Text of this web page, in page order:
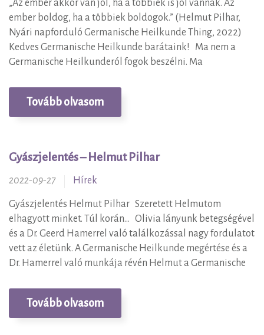
„Az ember akkor van jól, ha a többiek is jól vannak. Az
ember boldog, ha a többiek boldogok.” (Helmut Pilhar,
Nyári napforduló Germanische Heilkunde Thing, 2022)
Kedves Germanische Heilkunde barátaink! Ma nem a
Germanische Heilkunderól fogok beszélni. Ma
Tovább olvasom
Gyászjelentés – Helmut Pilhar
2022-09-27 Hírek
Gyászjelentés Helmut Pilhar Szeretett Helmutom
elhagyott minket. Túl korán… Olivia lányunk betegségével
és a Dr. Geerd Hamerrel való találkozással nagy fordulatot
vett az életünk. A Germanische Heilkunde megértése és a
Dr. Hamerrel való munkája révén Helmut a Germanische
Tovább olvasom